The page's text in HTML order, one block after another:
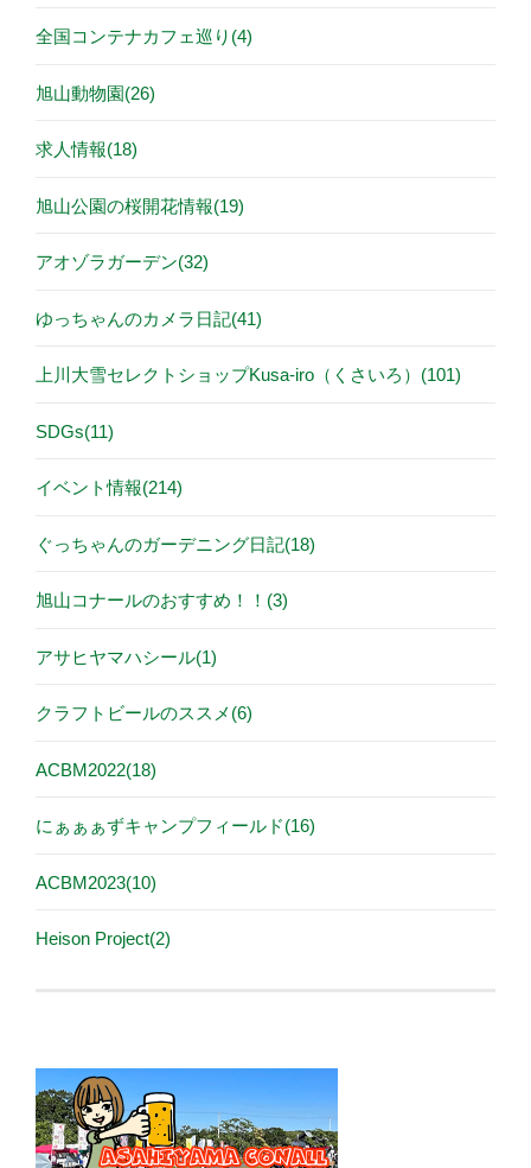
全国コンテナカフェ巡り(4)
旭山動物園(26)
求人情報(18)
旭山公園の桜開花情報(19)
アオゾラガーデン(32)
ゆっちゃんのカメラ日記(41)
上川大雪セレクトショップKusa-iro（くさいろ）(101)
SDGs(11)
イベント情報(214)
ぐっちゃんのガーデニング日記(18)
旭山コナールのおすすめ！！(3)
アサヒヤマハシール(1)
クラフトビールのススメ(6)
ACBM2022(18)
にぁぁぁずキャンプフィールド(16)
ACBM2023(10)
Heison Project(2)